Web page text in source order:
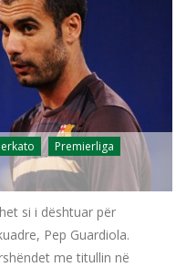
Premierliga
si i dështuar për
Pep Guardiola.
me titullin në